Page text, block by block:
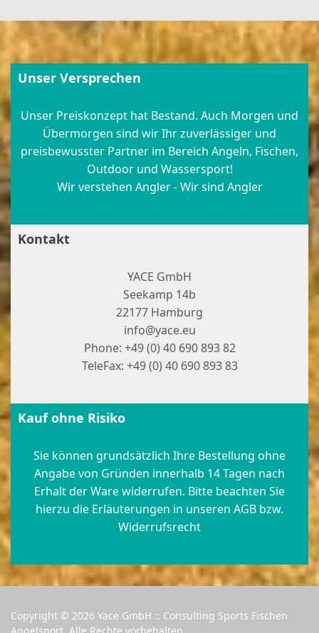
Unser Versprechen
Unser Preiskonzept hat Bestand. Auch Morgen und
Übermorgen sind wir Ihr zuverlässiger und
preisbewusster Partner im Bereich Angeln, Fischen,
Outdoor und Wassersport!
Wir verstehen Angler - Wir sind Angler
Kontakt
YACE GmbH
Seekamp 14b
22177 Hamburg
info@yace.eu
Phone: +49 (0) 40 690 893 82
TeleFax: +49 (0) 40 690 893 83
Kauf ohne Risiko
Sie können grundsätzlich Ihre Bestellung ohne
Angabe von Gründen innerhalb 14 Tagen nach
Erhalt der Ware widerrufen. Bitte beachten Sie
hierzu die Erläuterungen in unseren AGB bzw.
Widerrufsrecht
Copyright © 2026 Yace GmbH :: Consulting Sports Fischen